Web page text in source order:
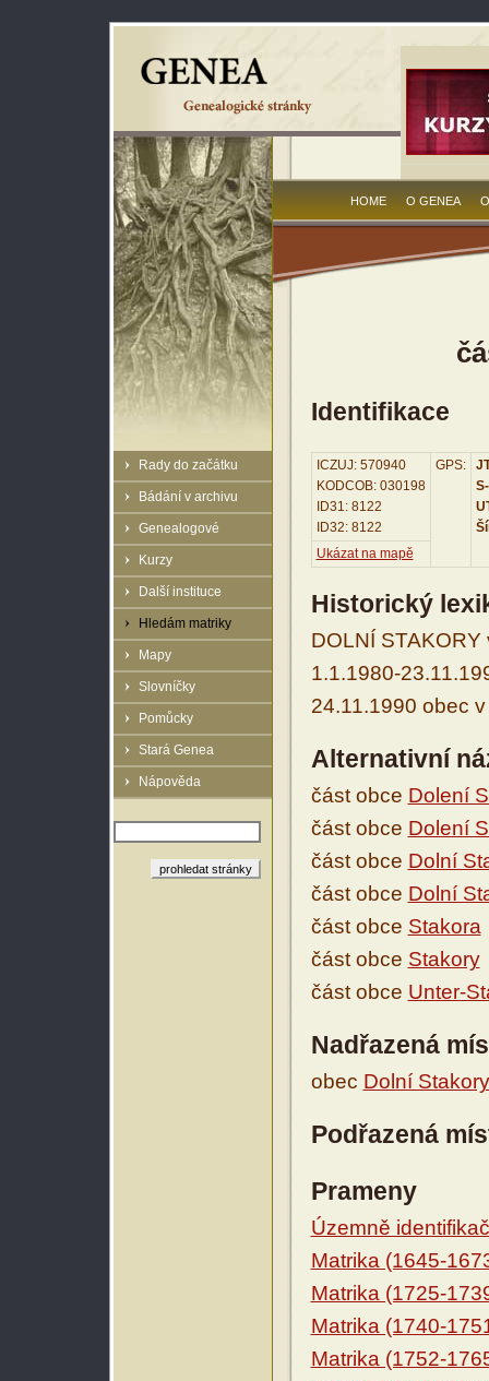
Rady do začátku
Bádání v archivu
Genealogové
Kurzy
Další instituce
Hledám matriky
Mapy
Slovníčky
Pomůcky
Stará Genea
Nápověda
HOME O GENEA
Identifikace
ICZUJ: 570940
KODCOB: 030198
ID31: 8122
ID32: 8122
GPS:
Ukázat na mapě
Historický
DOLNÍ
1.1.1980-
24.11.1990 obec
Alternativní
část obce Dolení
část obce Dolení
část obce Dolní
část obce Dolní
část obce Stakora
část obce Stakory
část obce Unter-
Nadřazená
obec Dolní Stakory
Podřazená
Prameny
Územně
Matrika (1645-
Matrika (1725-
Matrika (1740-
Matrika (1752-